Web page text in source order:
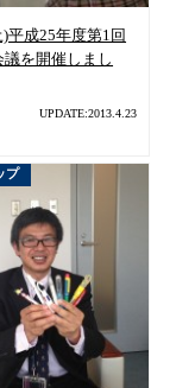
平成25年度第1回
議を開催しまし
UPDATE:2013.4.23
プ